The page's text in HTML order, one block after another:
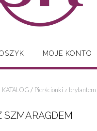
MOJE KONTO
/ Pierścionki z brylantem
SZMARAGDEM